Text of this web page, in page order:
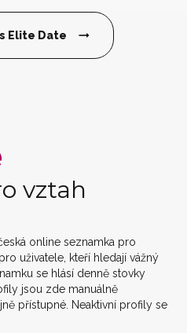
Elite Date
vztah
online seznamka pro
uživatele, kteří hledají vážný
se hlásí denně stovky
jsou zde manuálně
přístupné. Neaktivní profily se